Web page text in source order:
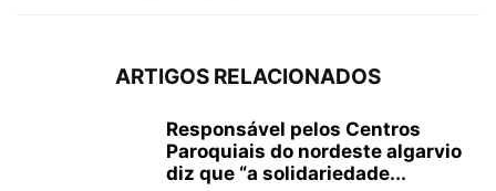
ARTIGOS RELACIONADOS
Responsável pelos Centros
Paroquiais do nordeste algarvio
diz que “a solidariedade...